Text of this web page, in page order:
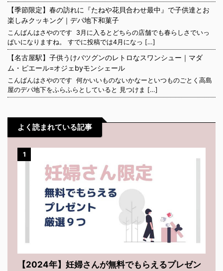
【季節限定】春の訪れに『たねや花貝合わせ最中』で子供達とお
楽しみクッキング｜デパ地下和菓子
こんばんはさやのです 3月に入るとどちらの店舗でも春らしさでいっ
ぱいになりますね。 すでに投稿では4月になっ […]
【名古屋駅】子供うけバツグンのレトロなスワンシュー｜マダ
ム・ピエール=オジェbyモンシェール
こんばんはさやのです 何かいいものないかなーといつものごとく高島
屋のデパ地下をふらふらとしていると 見つけま […]
よく読まれている記事
1
【2024年】妊婦さんが無料でもらえるプレゼン